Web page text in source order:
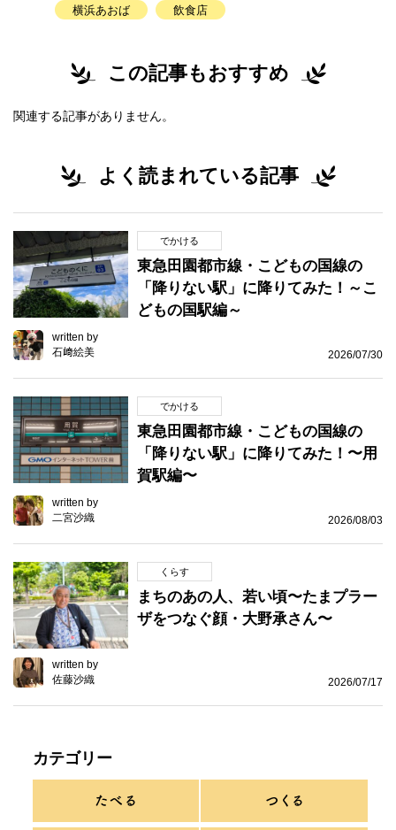
横浜あおば 飲食店
この記事もおすすめ
関連する記事がありません。
よく読まれている記事
でかける
東急田園都市線・こどもの国線の
「降りない駅」に降りてみた！～こ
どもの国駅編～
written by
石﨑絵美
2026/07/30
でかける
東急田園都市線・こどもの国線の
「降りない駅」に降りてみた！〜用
賀駅編〜
written by
二宮沙織
2026/08/03
くらす
まちのあの人、若い頃〜たまプラー
ザをつなぐ顔・大野承さん〜
written by
佐藤沙織
2026/07/17
カテゴリー